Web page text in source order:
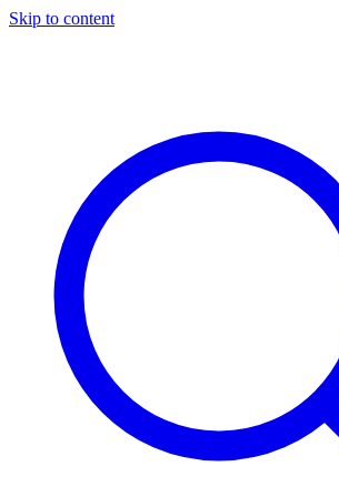
Skip to content